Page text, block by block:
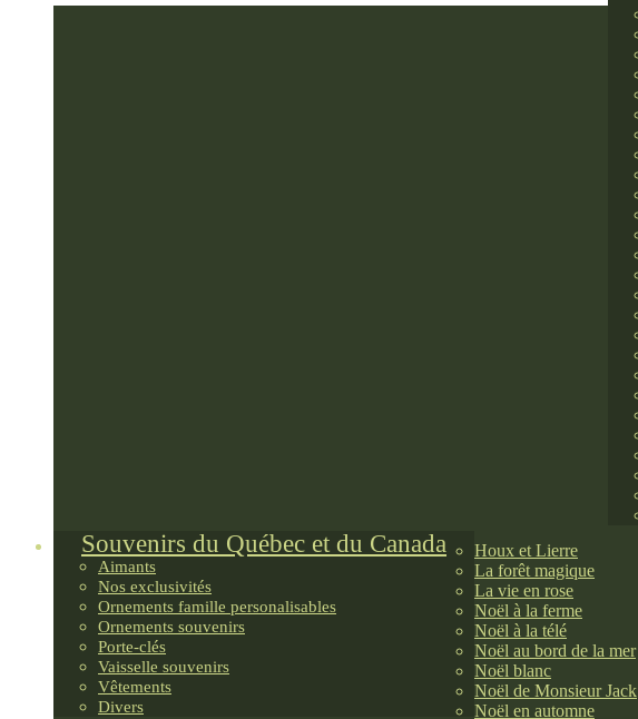
Souvenirs du Québec et du Canada
Aimants
Nos exclusivités
Ornements famille personalisables
Ornements souvenirs
Porte-clés
Vaisselle souvenirs
Vêtements
Divers
Houx et Lierre
La forêt magique
La vie en rose
Noël à la ferme
Noël à la télé
Noël au bord de la mer
Noël blanc
Noël de Monsieur Jack
Noël en automne